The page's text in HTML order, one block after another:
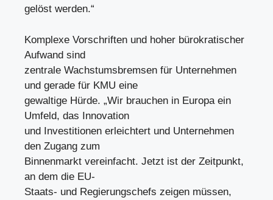
gelöst werden.“
Komplexe Vorschriften und hoher bürokratischer
Aufwand sind
zentrale Wachstumsbremsen für Unternehmen
und gerade für KMU eine
gewaltige Hürde. „Wir brauchen in Europa ein
Umfeld, das Innovation
und Investitionen erleichtert und Unternehmen
den Zugang zum
Binnenmarkt vereinfacht. Jetzt ist der Zeitpunkt,
an dem die EU-
Staats- und Regierungschefs zeigen müssen,